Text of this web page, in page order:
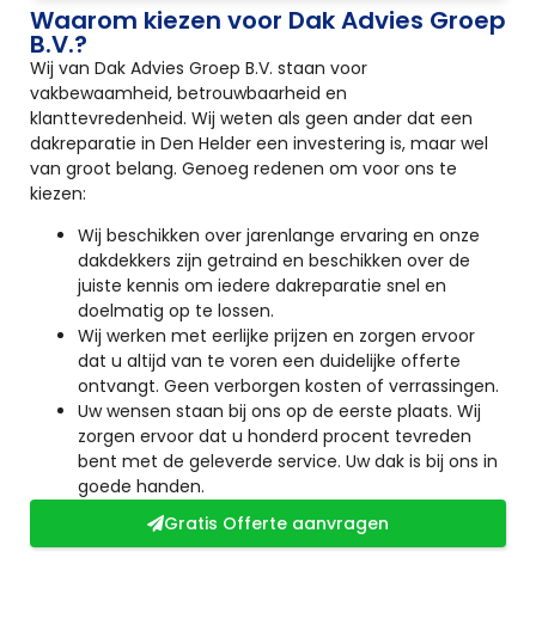
Waarom kiezen voor Dak Advies Groep
B.V.?
Wij van Dak Advies Groep B.V. staan voor
vakbewaamheid, betrouwbaarheid en
klanttevredenheid. Wij weten als geen ander dat een
dakreparatie in Den Helder een investering is, maar wel
van groot belang. Genoeg redenen om voor ons te
kiezen:
Wij beschikken over jarenlange ervaring en onze
dakdekkers zijn getraind en beschikken over de
juiste kennis om iedere dakreparatie snel en
doelmatig op te lossen.
Wij werken met eerlijke prijzen en zorgen ervoor
dat u altijd van te voren een duidelijke offerte
ontvangt. Geen verborgen kosten of verrassingen.
Uw wensen staan bij ons op de eerste plaats. Wij
zorgen ervoor dat u honderd procent tevreden
bent met de geleverde service. Uw dak is bij ons in
goede handen.
Gratis Offerte aanvragen